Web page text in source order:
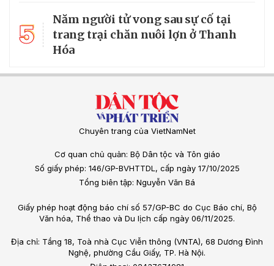
5
Năm người tử vong sau sự cố tại
trang trại chăn nuôi lợn ở Thanh
Hóa
Chuyên trang của VietNamNet
Cơ quan chủ quản: Bộ Dân tộc và Tôn giáo
Số giấy phép: 146/GP-BVHTTDL, cấp ngày 17/10/2025
Tổng biên tập: Nguyễn Văn Bá
Giấy phép hoạt động báo chí số 57/GP-BC do Cục Báo chí, Bộ
Văn hóa, Thể thao và Du lịch cấp ngày 06/11/2025.
Địa chỉ: Tầng 18, Toà nhà Cục Viễn thông (VNTA), 68 Dương Đình
Nghệ, phường Cầu Giấy, TP. Hà Nội.